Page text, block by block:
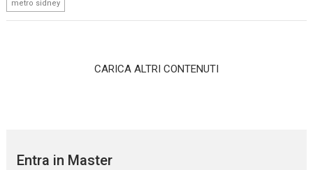
metro sidney
CARICA ALTRI CONTENUTI
Entra in Master